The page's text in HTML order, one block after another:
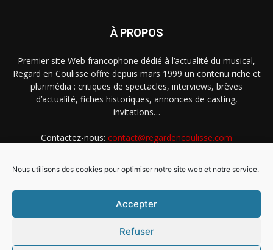
Nous utilisons des cookies pour optimiser notre site web et notre service.
Accepter
Refuser
À PROPOS
Premier site Web francophone dédié à l’actualité du musical,
Regard en Coulisse offre depuis mars 1999 un contenu riche et
plurimédia : critiques de spectacles, interviews, brèves
d’actualité, fiches historiques, annonces de casting,
invitations…
Contactez-nous: contact@regardencoulisse.com